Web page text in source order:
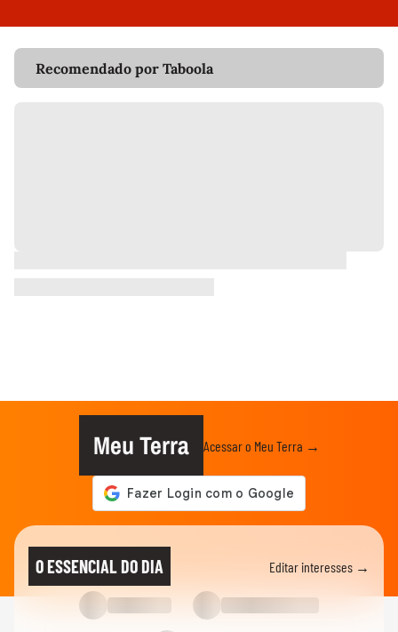
Recomendado por Taboola
Meu Terra Acessar o Meu Terra →
O ESSENCIAL DO DIA Editar interesses →